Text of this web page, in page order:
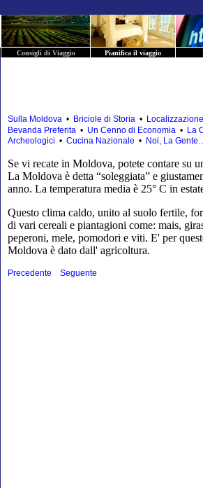
Consigli di Viaggio Pianifica il viaggio
Sulla Moldova • Briciole di Storia •
Bevanda Preferita • Un Cenno di Economia • La
Archeologici • Cucina Nazionale • Noi, La
Se vi recate in Moldova, potete contare su
La Moldova è detta “soleggiata” e
anno. La temperatura media è 25° C in
Questo clima caldo, unito al suolo fertile,
di vari cereali e piantagioni come: mais,
peperoni, mele, pomodori e viti. E' per
Moldova è dato dall' agricoltura.
Precedente Seguente